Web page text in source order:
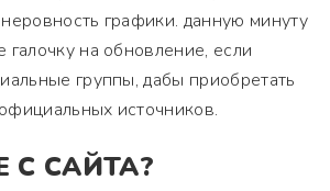
графики. данную минуту
на обновление, если
группы, дабы приобретать
источников.
САЙТА?